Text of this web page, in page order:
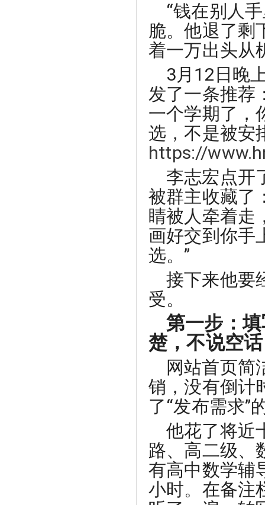
“钱在别人
脆。他退了剩
着一万出头从
3月12日晚
发了一条推荐
一个学期了，
选，不是被安
https://
李志宏点开
被群主收藏了
睛被人牵着走
画好交到你手
选。”
接下来他要
受。
第一步：
楚，不说空话
网站首页简
销，没有倒计
了“发布需求”
他花了将近
路、高二级、
有高中数学辅
小时。在备注